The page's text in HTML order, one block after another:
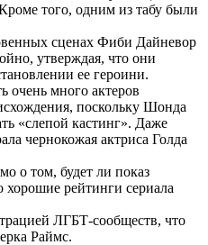
того, одним из табу были
сценах Фиби Дайневор
утверждая, что они
ее героини.
очень много актеров
поскольку Шонда
«слепой кастинг». Даже
чернокожая актриса Голда
о том, будет ли показ
рейтинги сериала
ЛГБТ-сообществ, что
Раймс.